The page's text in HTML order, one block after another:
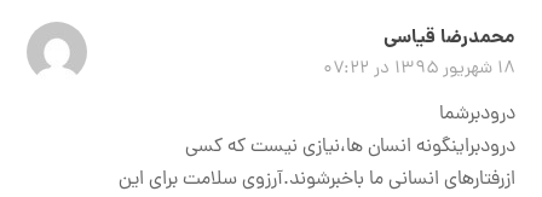
محمدرضا قیاسی
۱۸ شهریور ۱۳۹۵ در ۰۷:۲۲
درودبرشما
درودبراینگونه انسان ها،نیازی نیست که کسی
ازرفتارهای انسانی ما باخبرشوند.آرزوی سلامت برای این